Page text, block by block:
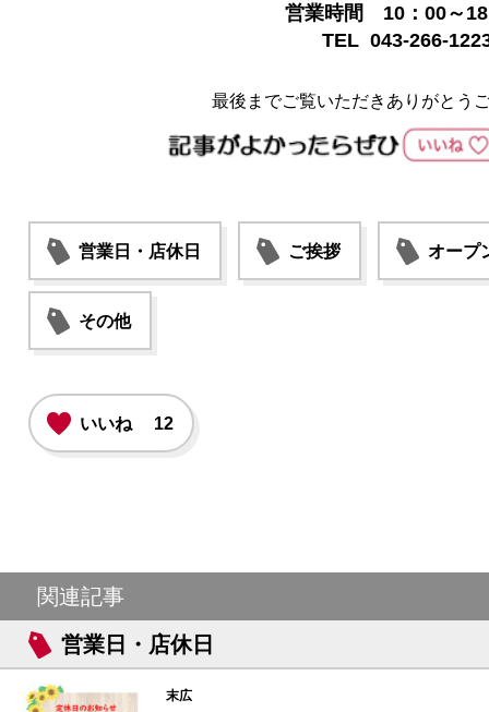
営業時間 10：00～
TEL 043-266-
最後までご覧いただきありがとう
営業日・店休日 ご挨拶 オープ
その他
いいね 12
関連記事
営業日・店休日
末広